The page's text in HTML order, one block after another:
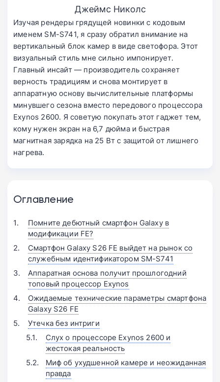
Джеймс Николс
Изучая рендеры грядущей новинки с кодовым
именем SM-S741, я сразу обратил внимание на
вертикальный блок камер в виде светофора. Этот
визуальный стиль мне сильно импонирует.
Главный инсайт — производитель сохраняет
верность традициям и снова монтирует в
аппаратную основу вычислительные платформы
минувшего сезона вместо передового процессора
Exynos 2600. Я советую покупать этот гаджет тем,
кому нужен экран на 6,7 дюйма и быстрая
магнитная зарядка на 25 Вт с защитой от лишнего
нагрева.
Оглавление
Помните дебютный смартфон Galaxy в
модификации FE?
Смартфон Galaxy S26 FE выйдет на рынок со
служебным идентификатором SM-S741
Аппаратная основа получит прошлогодний
топовый процессор Exynos
Ожидаемые технические параметры смартфона
Galaxy S26 FE
Утечка без интриги
Слух о процессоре Exynos 2600 и
жестокая реальность
Миф об ухудшенной камере и неожиданная
правда